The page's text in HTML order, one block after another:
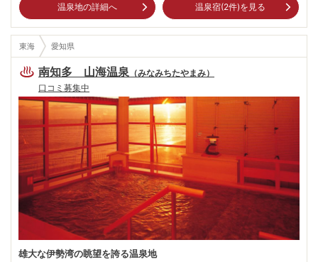
温泉地の詳細へ 温泉宿(2件)を見る
東海 愛知県
南知多 山海温泉 （みなみちたやまみ）
口コミ募集中
雄大な伊勢湾の眺望を誇る温泉地